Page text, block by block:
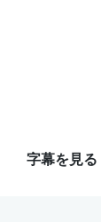
字幕を見る